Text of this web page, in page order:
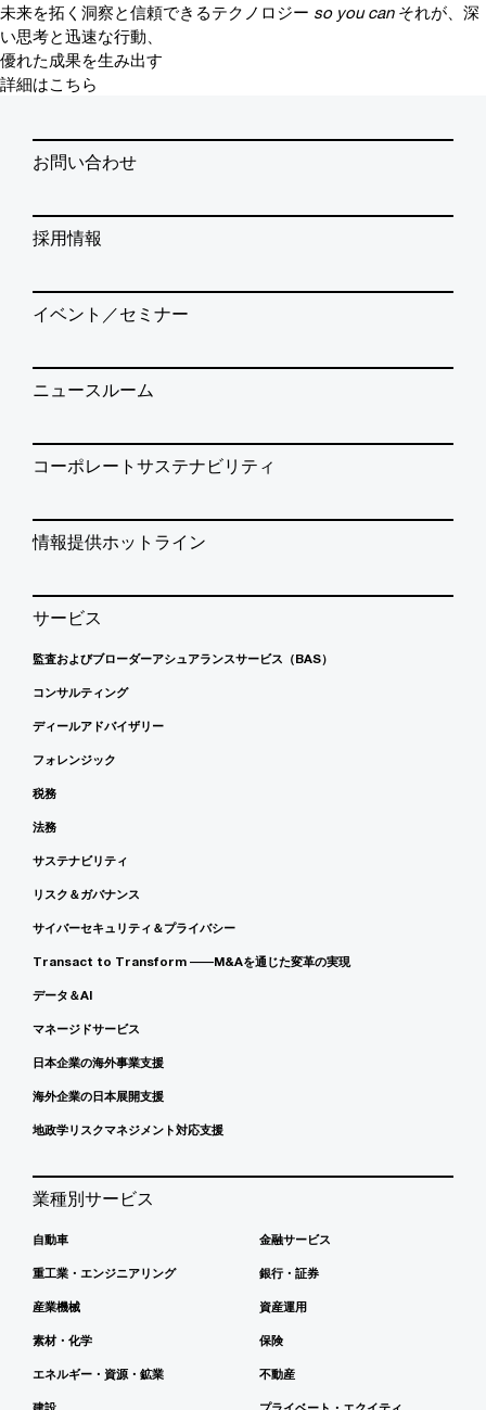
未来を拓く洞察と信頼できるテクノロジー so you can それが、深
い思考と迅速な行動、
優れた成果を生み出す
詳細はこちら
お問い合わせ
採用情報
イベント／セミナー
ニュースルーム
コーポレートサステナビリティ
情報提供ホットライン
サービス
監査およびブローダーアシュアランスサービス（BAS）
コンサルティング
ディールアドバイザリー
フォレンジック
税務
法務
サステナビリティ
リスク＆ガバナンス
サイバーセキュリティ＆プライバシー
Transact to Transform ――M&Aを通じた変革の実現
データ＆AI
マネージドサービス
日本企業の海外事業支援
海外企業の日本展開支援
地政学リスクマネジメント対応支援
業種別サービス
自動車
重工業・エンジニアリング
産業機械
素材・化学
エネルギー・資源・鉱業
建設
金融サービス
銀行・証券
資産運用
保険
不動産
プライベート・エクイティ